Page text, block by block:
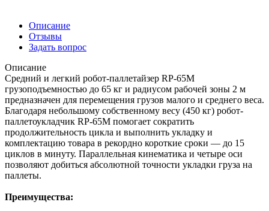
Описание
Отзывы
Задать вопрос
Описание
Cредний и легкий робот-паллетайзер RP-65M
грузоподъемностью до 65 кг и радиусом рабочей зоны 2 м
предназначен для перемещения грузов малого и среднего веса.
Благодаря небольшому собственному весу (450 кг) робот-
паллетоукладчик RP-65M помогает сократить
продолжительность цикла и выполнить укладку и
комплектацию товара в рекордно короткие сроки — до 15
циклов в минуту. Параллельная кинематика и четыре оси
позволяют добиться абсолютной точности укладки груза на
паллеты.
Преимущества: